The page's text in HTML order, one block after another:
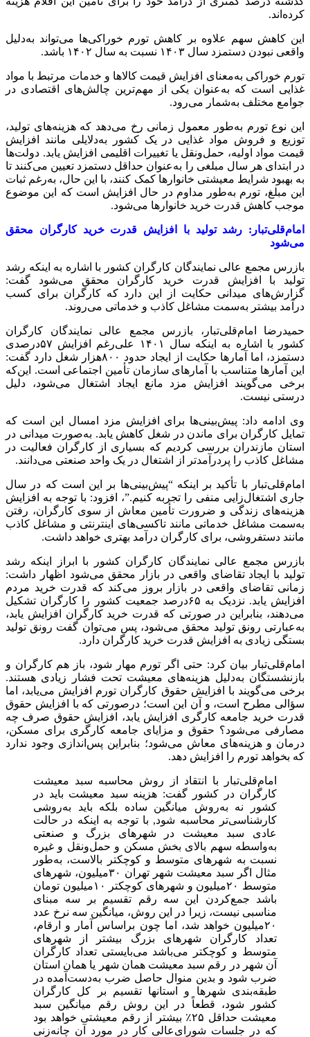
کرده‌اند.
این کاهش سهم علاوه بر کاهش تورم خوراکی‌ها می‌تواند به‌دلیل
واقعی نبودن دستمزد سال ۱۴۰۳ نسبت به سال ۱۴۰۲ باشد.
تورم خوراکی به‌معنای افزایش قیمت کالاها و خدمات مرتبط با مواد
غذایی است که به‌عنوان یکی از مهم‌ترین چالش‌های اقتصادی در
جوامع مختلف به‌شمار می‌رود.
این نوع تورم به‌طور معمول زمانی رخ می‌دهد که هزینه‌های تولید،
توزیع و فروش مواد غذایی در یک کشور به‌دلایلی مانند افزایش
قیمت مواد اولیه، حمل‌ونقل یا تغییرات اقلیمی افزایش یابد. دولت‌ها
در ابتدای هر سال مبلغی را به‌عنوان حداقل دستمزد تعیین می‌کنند تا
به بهبود شرایط معیشتی خانوارها کمک کنند، با این حال، به‌رغم ثبات
این مبلغ، تورم به‌طور مداوم در حال افزایش است که این موضوع
موجب کاهش قدرت خرید خانوارها می‌شود.
امام‌قلی‌تبار: رشد تولید با افزایش قدرت خرید کارگران محقق
می‌شود
بازرس مجمع عالی نمایندگان کارگران کشور با اشاره به اینکه رشد
تولید با افزایش قدرت خرید کارگران محقق می‌شود گفت:
گزارش‌های میدانی حکایت از این دارد که کارگران برای کسب
درآمد بیشتر به‌سمت مشاغل کاذب و خدماتی می‌روند.
حمیدرضا امام‌قلی‌تبار، بازرس مجمع عالی نمایندگان کارگران
کشور با اشاره به اینکه سال ۱۴۰۱ علی‌رغم افزایش ۵۷درصدی
دستمزد، اما آمار‌ها حکایت از ایجاد حدود ۸۰۰هزار شغل دارد گفت:
این آمار‌ها متناسب با آمار‌های سازمان تأمین اجتماعی است. این‌که
برخی می‌گویند افزایش مزد مانع ایجاد اشتغال می‌شود، دلیل
درستی نیست.
وی ادامه داد: پیش‌بینی‌ها برای افزایش مزد امسال این است که
تمایل کارگران برای ماندن در شغل کاهش یابد. به‌صورت میدانی در
استان مازندران بررسی کردیم که بسیاری از کارگران فعالیت در
مشاغل کاذب را پردرآمدتر از اشتغال در یک واحد صنعتی می‌دانند.
امام‌قلی‌تبار با تأکید بر اینکه “پیش‌بینی‌ها بر این است که در سال
جاری اشتغال‌زایی منفی را تجربه کنیم.”، افزود: با توجه به افزایش
هزینه‌های زندگی و ضرورت تأمین معاش از سوی کارگران، رفتن
به‌سمت مشاغل خدماتی مانند تاکسی‌های اینترنتی و مشاغل کاذب
مانند دستفروشی، برای کارگران درآمد بهتری خواهد داشت.
بازرس مجمع عالی نمایندگان کارگران کشور با ابراز اینکه رشد
تولید با ایجاد تقاضای واقعی در بازار محقق می‌شود اظهار داشت:
زمانی تقاضای واقعی در بازار بروز می‌کند که قدرت خرید مردم
افزایش یابد. نزدیک به ۶۵درصد جمعیت کشور را کارگران تشکیل
می‌دهند، بنابراین در صورتی که قدرت خرید کارگران افزایش یابد،
به‌عبارتی رونق تولید محقق می‌شود، پس می‌توان گفت رونق تولید
بستگی زیادی به افزایش قدرت خرید کارگران دارد.
امام‌قلی‌تبار بیان کرد: حتی اگر تورم مهار شود، باز هم کارگران و
بازنشستگان به‌دلیل هزینه‌های معیشت تحت فشار زیادی هستند.
برخی می‌گویند با افزایش حقوق کارگران تورم افزایش می‌یابد، اما
سؤالی مطرح است، و آن این است؛ درصورتی که با افزایش حقوق
قدرت خرید جامعه کارگری افزایش یابد، افزایش حقوق صرف چه
مصارفی می‌شود؟ حقوق و مزایای جامعه کارگری برای مسکن،
درمان و هزینه‌های معاش می‌شود؛ بنابراین پس‌اندازی وجود ندارد
که بخواهد تورم را افزایش دهد.
امام‌قلی‌تبار با انتقاد از روش محاسبه سبد معیشت
کارگران در کشور گفت: هزینه سبد معیشت باید در
کشور نه به‌روش میانگین ساده بلکه باید به‌روشی
کارشناسی‌تر محاسبه شود, با توجه به اینکه در حالت
عادی سبد معیشت در شهرهای بزرگ و صنعتی
به‌واسطه سهم بالای بخش مسکن و حمل‌ونقل و غیره
نسبت به شهرهای متوسط و کوچکتر بالاست، به‌طور
مثال اگر سبد معیشت شهر تهران ۳۰میلیون، شهرهای
متوسط ۲۰میلیون و شهرهای کوچکتر ۱۰میلیون تومان
باشد جمع‌کردن این سه رقم تقسیم بر سه مبنای
مناسبی نیست، زیرا در این روش، میانگین سه نرخ عدد
۲۰میلیون خواهد شد، اما چون براساس آمار و ارقام،
تعداد کارگران شهرهای بزرگ بیشتر از شهرهای
متوسط و کوچکتر می‌باشد می‌بایستی تعداد کارگران
آن شهر در رقم سبد معیشت همان شهر یا همان استان
ضرب شود و بدین منوال حاصل ضرب به‌دست‌آمده در
طبقه‌بندی شهرها و استانها تقسیم بر کل کارگران
کشور شود، قطعاً در این روش رقم میانگین سبد
معیشت حداقل ۲۵٪ بیشتر از رقم معیشتی خواهد بود
که در جلسات شورای‌عالی کار در مورد آن چانه‌زنی